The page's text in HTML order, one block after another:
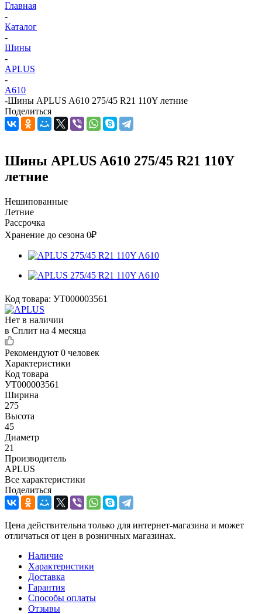
Главная
-
Каталог
-
Шины
-
APLUS
-
A610
-Шины APLUS A610 275/45 R21 110Y летние
Поделиться
Шины APLUS A610 275/45 R21 110Y
летние
Нешипованные
Летние
Рассрочка
Хранение до сезона 0₽
Код товара: УТ000003561
Нет в наличии
в Сплит на 4 месяца
Рекомендуют 0 человек
Характеристики
Код товара
УТ000003561
Ширина
275
Высота
45
Диаметр
21
Производитель
APLUS
Все характеристики
Поделиться
Цена действительна только для интернет-магазина и может
отличаться от цен в розничных магазинах.
Наличие
Характеристики
Доставка
Гарантия
Способы оплаты
Отзывы